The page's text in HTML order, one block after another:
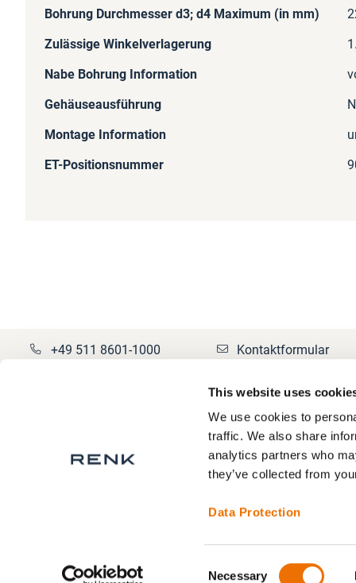
This website uses
We use cookies to
traffic. We also share
analytics partners who
they’ve collected from
Data Protection
Necessary
Bohrung Durchmesser d3; d4 Maximum (in mm)
Zulässige Winkelverlagerung
Nabe Bohrung Information
Gehäuseausführung
Montage Information
ET-Positionsnummer
+49 511 8601-1000 Kontaktformular
RENK Servicebereiche
Datenschutz
Impressum
Kontakt